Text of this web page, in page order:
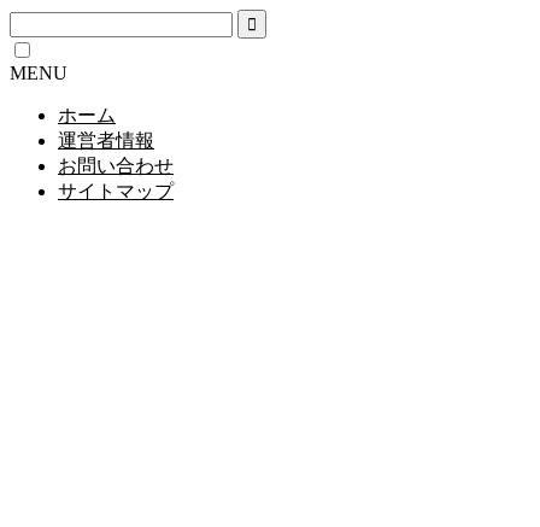
MENU
ホーム
運営者情報
お問い合わせ
サイトマップ